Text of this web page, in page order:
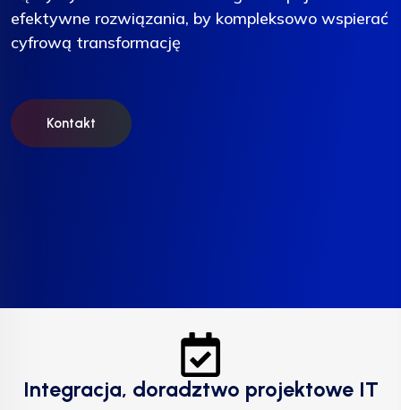
efektywne rozwiązania, by kompleksowo wspierać
cyfrową transformację
Kontakt
efektywne rozwiązania, by kompleksowo wspierać
cyfrową transformację
Kontakt
efektywne rozwiązania, by kompleksowo wspierać
cyfrową transformację
Kontakt
Integracja, doradztwo projektowe IT